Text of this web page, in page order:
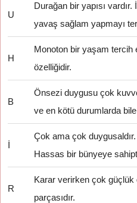
U
Durağan bir yapısı
yavaş sağlam yapmayı
H
Monoton bir yaşam tercih
özelliğidir.
B
Önsezi duygusu çok
ve en kötü durumlarda
İ
Çok ama çok duygusaldır.
Hassas bir bünyeye
R
Karar verirken çok güçlük
parçasıdır.